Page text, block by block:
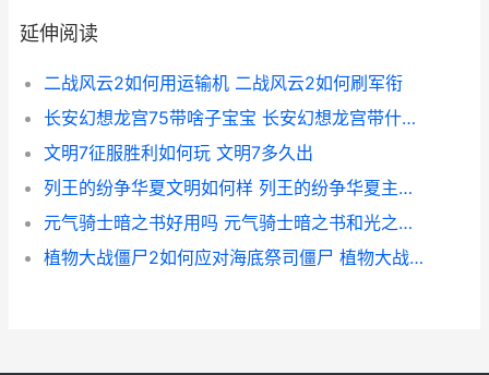
延伸阅读
二战风云2如何用运输机 二战风云2如何刷军衔
长安幻想龙宫75带啥子宝宝 长安幻想龙宫带什么宠物
文明7征服胜利如何玩 文明7多久出
列王的纷争华夏文明如何样 列王的纷争华夏主什么兵种
元气骑士暗之书好用吗 元气骑士暗之书和光之书能合成吗
植物大战僵尸2如何应对海底祭司僵尸 植物大战僵尸2破解内购版中文版下载